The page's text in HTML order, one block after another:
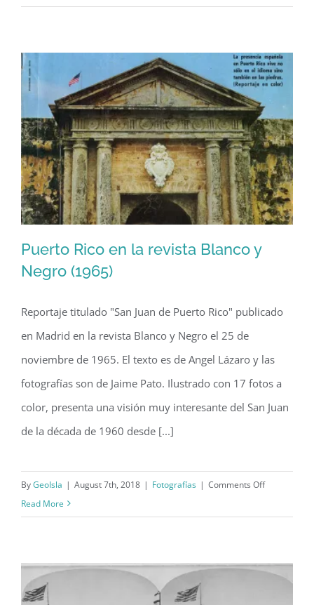
Morro
(1943)
Puerto Rico en la revista Blanco y
Negro (1965)
Puerto Rico en la revista Blanco y
Negro (1965)
Reportaje titulado "San Juan de Puerto Rico" publicado
en Madrid en la revista Blanco y Negro el 25 de
noviembre de 1965. El texto es de Angel Lázaro y las
fotografías son de Jaime Pato. Ilustrado con 17 fotos a
color, presenta una visión muy interesante del San Juan
de la década de 1960 desde [...]
ByGeoIsla | August 7th, 2018 | Fotografías | Comments Offon
revista
Read More